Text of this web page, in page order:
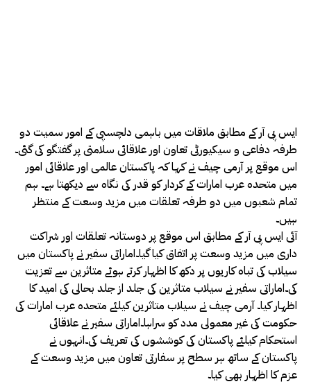
ایس پی آر کے مطابق ملاقات میں باہمی دلچسپی کے امور سمیت دو
طرفہ دفاعی و سیکیورٹی تعاون اور علاقائی سلامتی پر گفتگو کی گئی۔
اس موقع پر آرمی چیف نے کہا کہ پاکستان عالمی اور علاقائی امور
میں متحدہ عرب امارات کے کردار کو قدر کی نگاہ سے دیکھتا ہے۔ ہم
تمام شعبوں میں دو طرفہ تعلقات میں مزید وسعت کے منتظر
ہیں۔
آئی ایس پی آر کے مطابق اس موقع پر دوستانہ تعلقات اور شراکت
داری میں مزید وسعت پر اتفاق کیا گیا۔اماراتی سفیر نے پاکستان میں
سیلاب کی تباہ کاریوں پر دکھ کا اظہار کرتے ہوئے متاثرین سے تعزیت
کی۔اماراتی سفیر نے سیلاب متاثرین کی جلد از جلد بحالی کی امید کا
اظہار کیا۔ آرمی چیف نے سیلاب متاثرین کیلئے متحدہ عرب امارات کی
حکومت کی غیر معمولی مدد کو سراہا۔اماراتی سفیر نے علاقائی
استحکام کیلئے پاکستان کی کوششوں کی تعریف کی۔انہوں نے
پاکستان کے ساتھ ہر سطح پر سفارتی تعاون میں مزید وسعت کے
عزم کا اظہار بھی کیا۔